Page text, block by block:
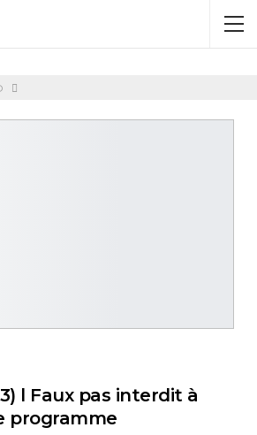
l Faux pas interdit à
programme